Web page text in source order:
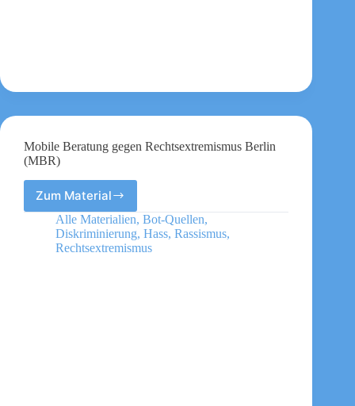
Mobile Beratung gegen Rechtsextremismus Berlin
(MBR)
Zum Material
Mobile
Beratung
gegen
Rechtsextremismus
Alle Materialien, Bot-Quellen,
Diskriminierung, Hass, Rassismus,
Rechtsextremismus